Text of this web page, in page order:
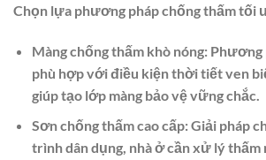
Chọn lựa phương pháp chống thấm tối
Màng chống thấm khò nóng:
phù hợp với điều kiện thời tiết ven
giúp tạo lớp màng bảo vệ vững chắc.
Sơn chống thấm cao cấp: Giải pháp
trình dân dụng, nhà ở cần xử lý thấm